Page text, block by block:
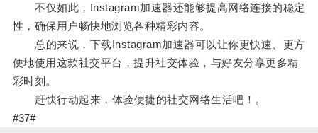
不仅如此，Instagram加速器还能够提高网络连接的稳定
性，确保用户畅快地浏览各种精彩内容。
总的来说，下载Instagram加速器可以让你更快速、更方
便地使用这款社交平台，提升社交体验，与好友分享更多精
彩时刻。
赶快行动起来，体验便捷的社交网络生活吧！。
#37#